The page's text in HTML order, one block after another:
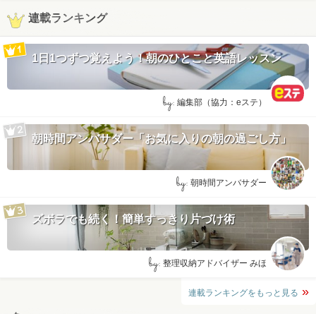
連載ランキング
1日1つずつ覚えよう！朝のひとこと英語レッスン
by: 編集部（協力：eステ）
朝時間アンバサダー「お気に入りの朝の過ごし方」
by: 朝時間アンバサダー
ズボラでも続く！簡単すっきり片づけ術
by: 整理収納アドバイザー みほ
連載ランキングをもっと見る